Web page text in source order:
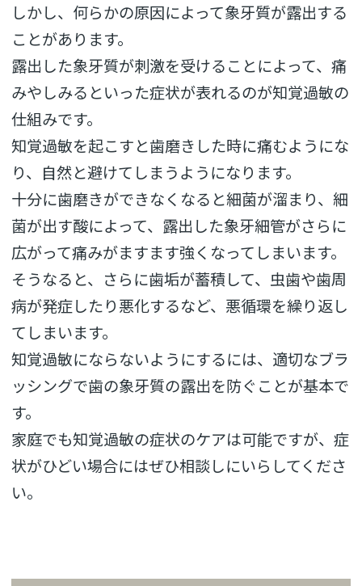
しかし、何らかの原因によって象牙質が露出する
ことがあります。
露出した象牙質が刺激を受けることによって、痛
みやしみるといった症状が表れるのが知覚過敏の
仕組みです。
知覚過敏を起こすと歯磨きした時に痛むようにな
り、 自然と避けてしまうようになります。
十分に歯磨きができなくなると細菌が溜まり、細
菌が出す酸によって、 露出した象牙細管がさらに
広がって痛みがますます強くなってしまいます。
そうなると、さらに歯垢が蓄積して、 虫歯や歯周
病が発症したり悪化するなど、 悪循環を繰り返し
てしまいます。
知覚過敏にならないようにするには、 適切なブラ
ッシングで歯の象牙質の露出を防ぐことが基本で
す。
家庭でも知覚過敏の症状のケアは可能ですが、症
状がひどい場合にはぜひ相談しにいらしてくださ
い。